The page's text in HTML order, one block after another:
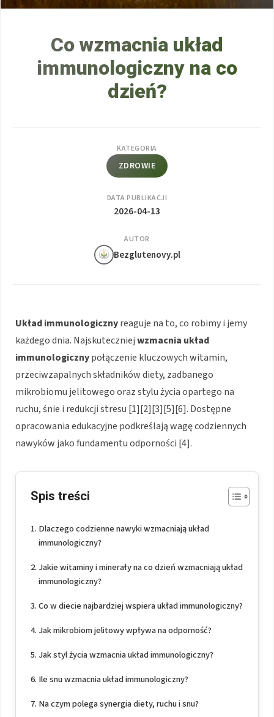
Co wzmacnia układ
immunologiczny na co
dzień?
KATEGORIA
ZDROWIE
DATA PUBLIKACJI
2026-04-13
AUTOR
Bezglutenovy.pl
Układ immunologicznyreaguje na to, co robimy i jemy
każdego dnia. Najskuteczniejwzmacnia układ
immunologicznypołączenie kluczowych witamin,
przeciwzapalnych składników diety, zadbanego
mikrobiomu jelitowego oraz stylu życia opartego na
ruchu, śnie i redukcji stresu [1][2][3][5][6]. Dostępne
opracowania edukacyjne podkreślają wagę codziennych
nawyków jako fundamentu odporności [4].
Spis treści
Dlaczego codzienne nawyki wzmacniają układ
immunologiczny?
Jakie witaminy i minerały na co dzień wzmacniają układ
immunologiczny?
Co w diecie najbardziej wspiera układ immunologiczny?
Jak mikrobiom jelitowy wpływa na odporność?
Jak styl życia wzmacnia układ immunologiczny?
Ile snu wzmacnia układ immunologiczny?
Na czym polega synergia diety, ruchu i snu?